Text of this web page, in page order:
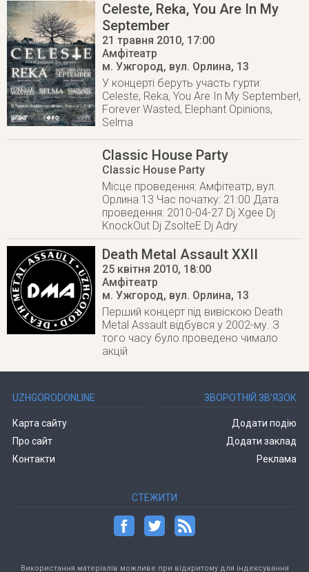
Celeste, Reka, You Are In My
September
21 травня 2010, 17:00
Амфітеатр
м. Ужгород, вул. Орлина, 13
У концерті беруть участь гурти:
Celeste, Reka, You Are In My September!,
Forever Wasted, Elephant Opinions,
Selma
Classic House Party
Classic House Party
Місце проведення: Амфітеатр, вул.
Орлина 13 Час початку: 21:00 Дата
проведення: 2010-04-27 Dj Xgee Dj
KnockOut Dj ZsolteE Dj Adry
Death Metal Assault XXII
25 квітня 2010, 18:00
Aмфітeaтp
м. Ужгород, вyл. Opлинa, 13
Перший концерт під вивіскою Death
Metal Assault відбувся у 2002-му. З
того часу було проведено чимало
акцій
UZHGORODONLINE
Карта сайту
Про сайт
Контакти
ЗВОРОТНІЙ ЗВ’ЯЗОК
Додати подію
Додати заклад
Реклама
СТЕЖИТИ
Використання матеріалів можливе при відкритому для індексування